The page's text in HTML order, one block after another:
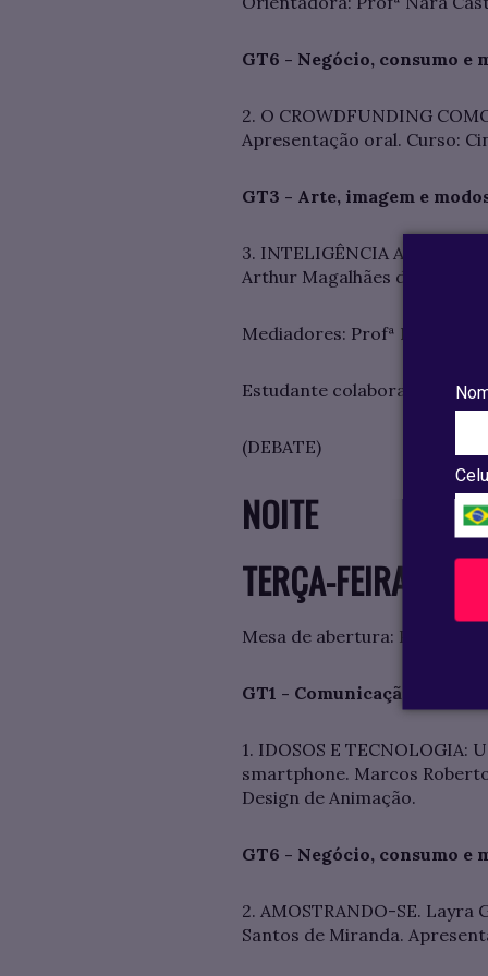
GT6 - Negócio, consumo e
2. O CROWDFUNDING
Apresentação oral. Curso:
GT3 - Arte, imagem e
3. INTELIGÊNCIA
Arthur Magalhães da Silva
Mediadores: Profª Nara
Estudante colaborador:
(DEBATE)
NOITE
TERÇA-FEIRA (21/
Mesa de abertura: Profª
GT1 - Comunicação, justiça
1. IDOSOS E
smartphone. Marcos
Design de Animação.
GT6 - Negócio, consumo e
2. AMOSTRANDO-SE.
Santos de Miranda.